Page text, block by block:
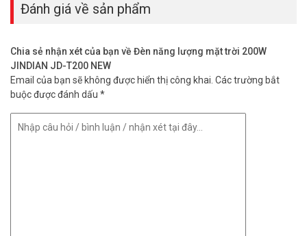
Với những ưu điểm vượt trội, JINDIAN JD T200 NEW là giải pháp
Telecomđể trải nghiệm sự khác biệt!
Thông tin sản phẩm đèn năng lượng mặt
trời 200W JINDIAN JD T200 NEW
– Công suất: 200W
– Chíp Led lớn 5730 chế độ 261 LED
Đánh giá về sản phẩm
Chia sẻ nhận xét của bạn về Đèn năng lượng mặt trời 200W
JINDIAN JD-T200 NEW
Email của bạn sẽ không được hiển thị công khai. Các trường bắt
buộc được đánh dấu *